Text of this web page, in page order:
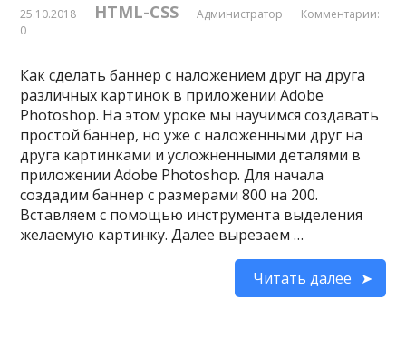
25.10.2018 HTML-CSS Администратор
Комментарии:
0
Как сделать баннер с наложением друг на друга
различных картинок в приложении Adobe
Photoshop. На этом уроке мы научимся создавать
простой баннер, но уже с наложенными друг на
друга картинками и усложненными деталями в
приложении Adobe Photoshop. Для начала
создадим баннер c размерами 800 на 200.
Вставляем с помощью инструмента выделения
желаемую картинку. Далее вырезаем …
Читать далее